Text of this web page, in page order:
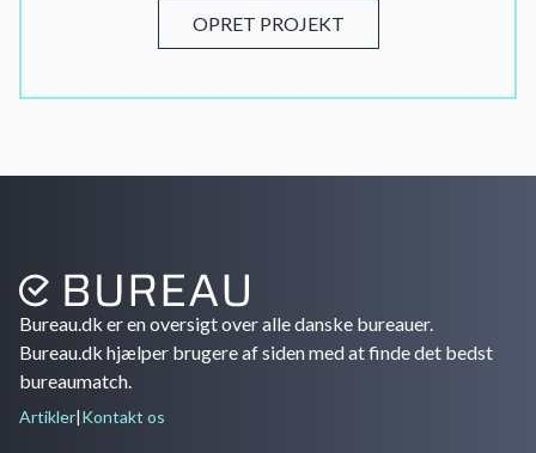
OPRET PROJEKT
Bureau.dk er en oversigt over alle danske bureauer.
Bureau.dk hjælper brugere af siden med at finde det bedst
bureaumatch.
Artikler|Kontakt os